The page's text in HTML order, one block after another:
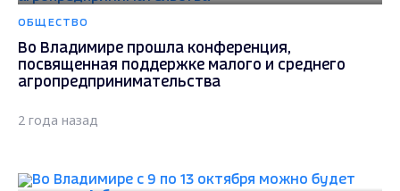
ОБЩЕСТВО
Во Владимире прошла конференция,
посвященная поддержке малого и среднего
агропредпринимательства
2 года назад